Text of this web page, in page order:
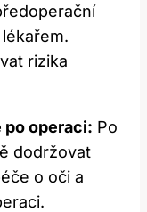
rizika
po operaci: Po
dodržovat
o oči a